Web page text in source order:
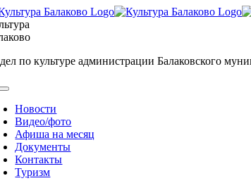
Skip
to
content
по культуре администрации Балаковского
Новости
Видео/фото
Афиша на месяц
Документы
Контакты
Туризм